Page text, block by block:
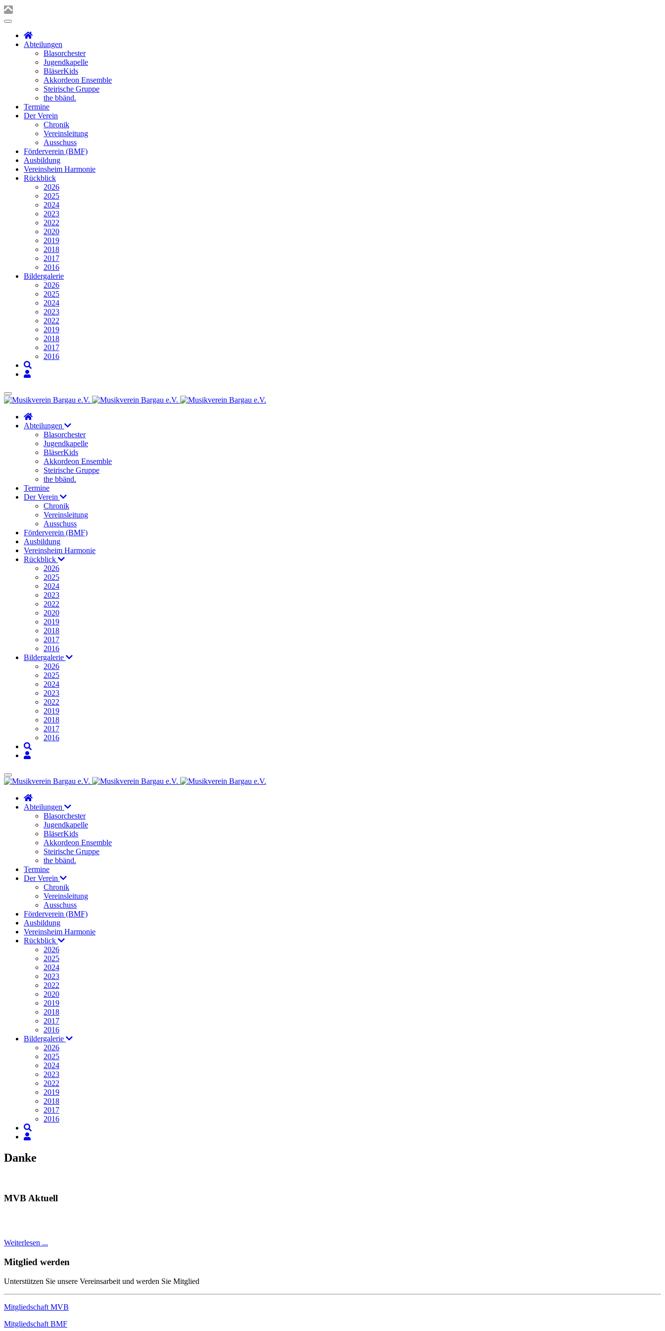
Abteilungen
Blasorchester
Jugendkapelle
BläserKids
Akkordeon Ensemble
Steirische Gruppe
the bbänd.
Termine
Der Verein
Chronik
Vereinsleitung
Ausschuss
Förderverein (BMF)
Ausbildung
Vereinsheim Harmonie
Rückblick
2026
2025
2024
2023
2022
2020
2019
2018
2017
2016
Bildergalerie
2026
2025
2024
2023
2022
2019
2018
2017
2016
Abteilungen
Blasorchester
Jugendkapelle
BläserKids
Akkordeon Ensemble
Steirische Gruppe
the bbänd.
Termine
Der Verein
Chronik
Vereinsleitung
Ausschuss
Förderverein (BMF)
Ausbildung
Vereinsheim Harmonie
Rückblick
2026
2025
2024
2023
2022
2020
2019
2018
2017
2016
Bildergalerie
2026
2025
2024
2023
2022
2019
2018
2017
2016
Abteilungen
Blasorchester
Jugendkapelle
BläserKids
Akkordeon Ensemble
Steirische Gruppe
the bbänd.
Termine
Der Verein
Chronik
Vereinsleitung
Ausschuss
Förderverein (BMF)
Ausbildung
Vereinsheim Harmonie
Rückblick
2026
2025
2024
2023
2022
2020
2019
2018
2017
2016
Bildergalerie
2026
2025
2024
2023
2022
2019
2018
2017
2016
Danke
MVB Aktuell
Weiterlesen ...
Mitglied werden
Unterstützen Sie unsere Vereinsarbeit und werden Sie Mitglied
Mitgliedschaft MVB
Mitgliedschaft BMF